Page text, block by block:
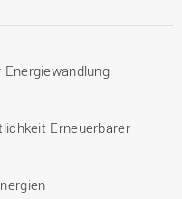
Erneuerbarer